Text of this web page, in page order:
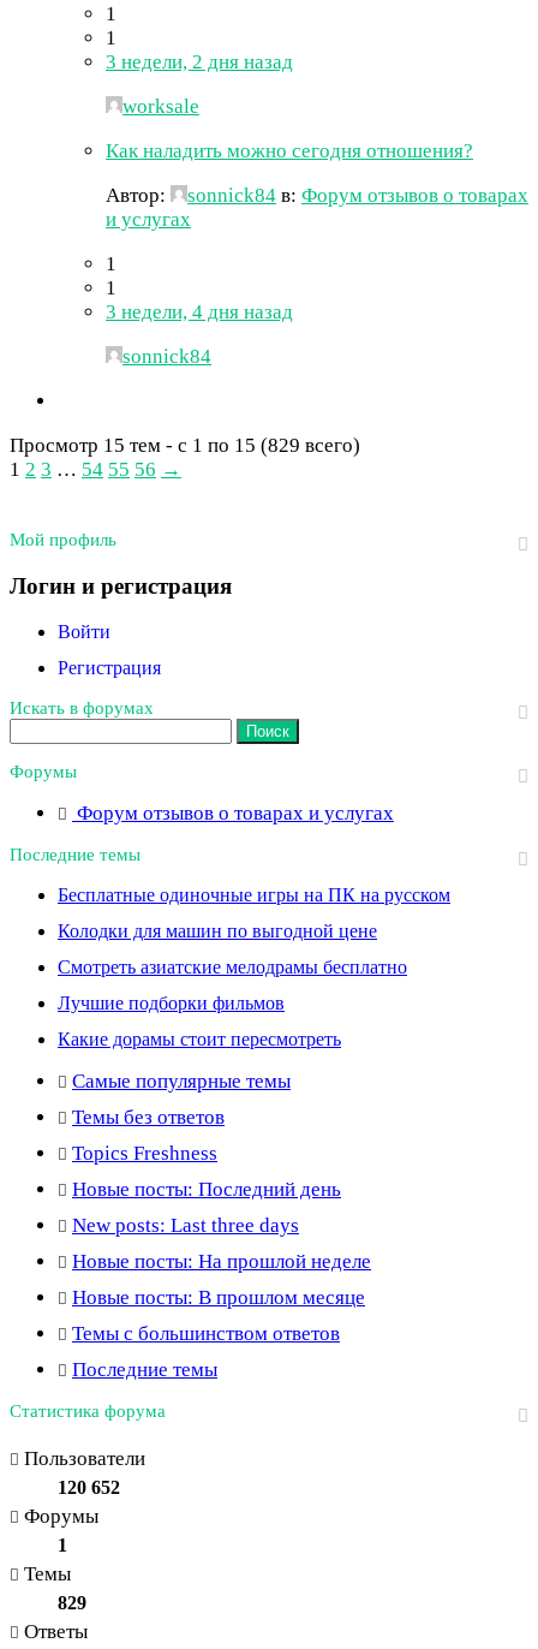
1
1
3 недели, 2 дня назад
worksale
Как наладить можно сегодня отношения?
Автор:
sonnick84 в: Форум отзывов о товарах
и услугах
1
1
3 недели, 4 дня назад
sonnick84
Просмотр 15 тем - с 1 по 15 (829 всего)
1 2 3 … 54 55 56 →
Мой профиль
Логин и регистрация
Войти
Регистрация
Искать в форумах
Форумы
Форум отзывов о товарах и услугах
Последние темы
Бесплатные одиночные игры на ПК на русском
Колодки для машин по выгодной цене
Смотреть азиатские мелодрамы бесплатно
Лучшие подборки фильмов
Какие дорамы стоит пересмотреть
Самые популярные темы
Темы без ответов
Topics Freshness
Новые посты: Последний день
New posts: Last three days
Новые посты: На прошлой неделе
Новые посты: В прошлом месяце
Темы с большинством ответов
Последние темы
Статистика форума
Пользователи
120 652
Форумы
1
Темы
829
Ответы